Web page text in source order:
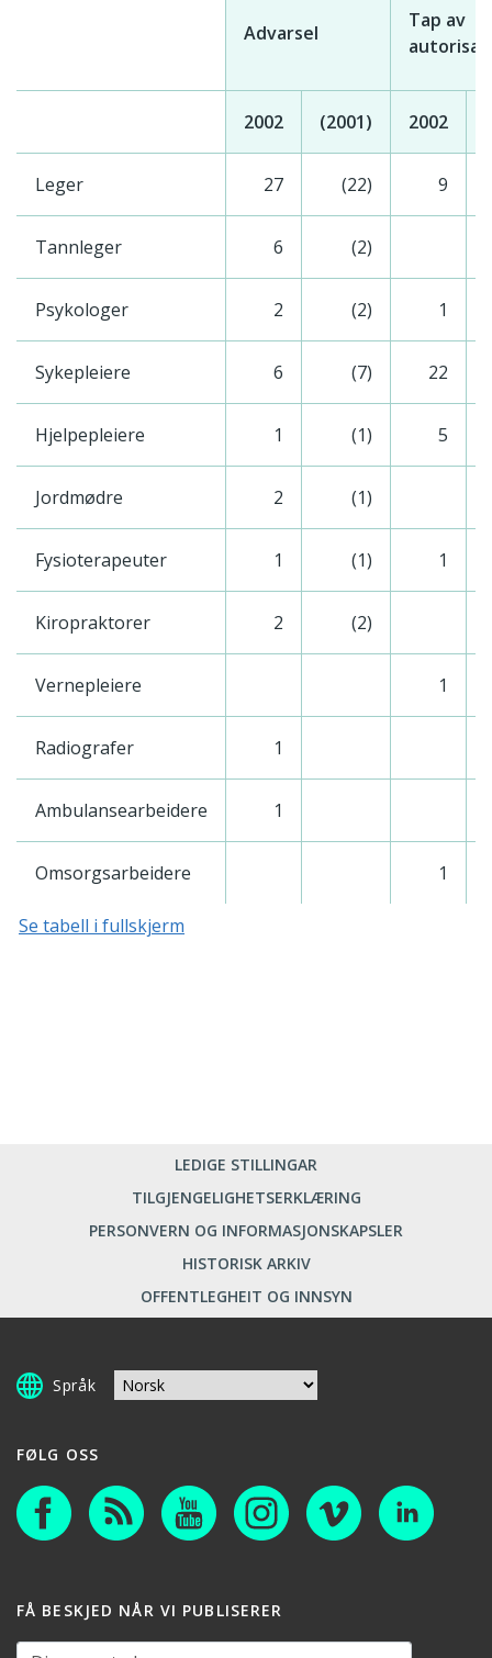
Advarsel
Tap av
2002 (2001) 2002
Leger 27 (22) 9
Tannleger 6 (2)
Psykologer 2 (2) 1
Sykepleiere 6 (7) 22
Hjelpepleiere 1 (1) 5
Jordmødre 2 (1)
Fysioterapeuter 1 (1) 1
Kiropraktorer 2 (2)
Vernepleiere 1
Radiografer 1
Ambulansearbeidere 1
Omsorgsarbeidere 1
Se tabell i fullskjerm
LEDIGE STILLINGAR
TILGJENGELIGHETSERKLÆRING
PERSONVERN OG INFORMASJONSKAPSLER
HISTORISK ARKIV
OFFENTLEGHEIT OG INNSYN
Språk
FØLG OSS
FÅ BESKJED NÅR VI PUBLISERER
Din e-postadresse: